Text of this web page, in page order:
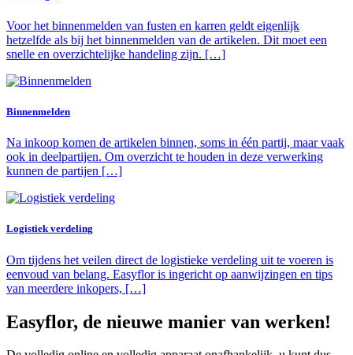
Voor het binnenmelden van fusten en karren geldt eigenlijk
hetzelfde als bij het binnenmelden van de artikelen. Dit moet een
snelle en overzichtelijke handeling zijn. […]
Binnenmelden
Na inkoop komen de artikelen binnen, soms in één partij, maar vaak
ook in deelpartijen. Om overzicht te houden in deze verwerking
kunnen de partijen […]
Logistiek verdeling
Om tijdens het veilen direct de logistieke verdeling uit te voeren is
eenvoud van belang. Easyflor is ingericht op aanwijzingen en tips
van meerdere inkopers, […]
Easyflor, de nieuwe manier van werken!